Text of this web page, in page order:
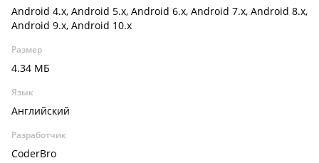
Android 4.x, Android 5.x, Android 6.x, Android 7.x, Android 8.x,
Android 9.x, Android 10.x
Размер
4.34 МБ
Язык
Английский
Разработчик
CoderBro